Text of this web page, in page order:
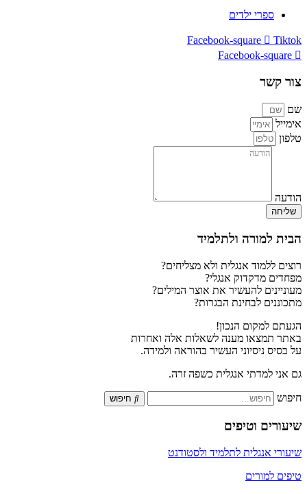
ספרי ילדים
Facebook-square
Tiktok
Facebook-square
צור קשר
שם
אימייל
טלפון
הודעה
שליחה
הבית למורה ולתלמיד
רוצים ללמוד אנגלית ולא מצליחים?
מפחדים מדקדוק אנגלי?
מעוניינים להעשיר את אוצר המילים?
מתכוננים לבחינת הבגרות?
הגעתם למקום הנכון!
באתר תמצאו מענה לשאלות אלה ואחרות
על בסיס ניסיוני העשיר בהוראה ולמידה.
גם אני למדתי אנגלית כשפה זרה.
חיפוש חיפוש
שיעורים וטיפים
שיעורי אנגלית לתלמיד ולסטודנט
טיפים למורים